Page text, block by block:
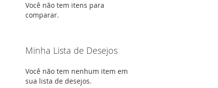
Você não tem itens para
comparar.
Minha Lista de Desejos
Você não tem nenhum item em
sua lista de desejos.